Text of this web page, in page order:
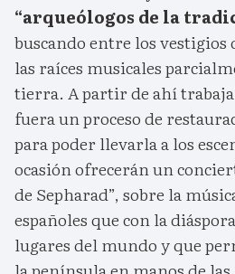
“arqueólogos de la
buscando entre los vestigios
las raíces musicales
tierra. A partir de ahí
fuera un proceso de
para poder llevarla a los
ocasión ofrecerán un
de Sepharad”, sobre la
españoles que con la
lugares del mundo y que